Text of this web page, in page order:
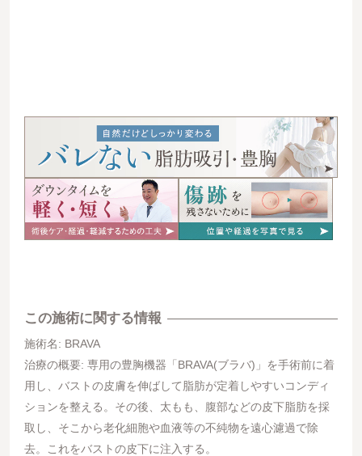
この施術に関する情報
施術名: BRAVA
治療の概要: 専用の豊胸機器「BRAVA(ブラバ)」を手術前に着
用し、バストの皮膚を伸ばして脂肪が定着しやすいコンディ
ションを整える。その後、太もも、腹部などの皮下脂肪を採
取し、そこから老化細胞や血液等の不純物を遠心濾過で除
去。これをバストの皮下に注入する。